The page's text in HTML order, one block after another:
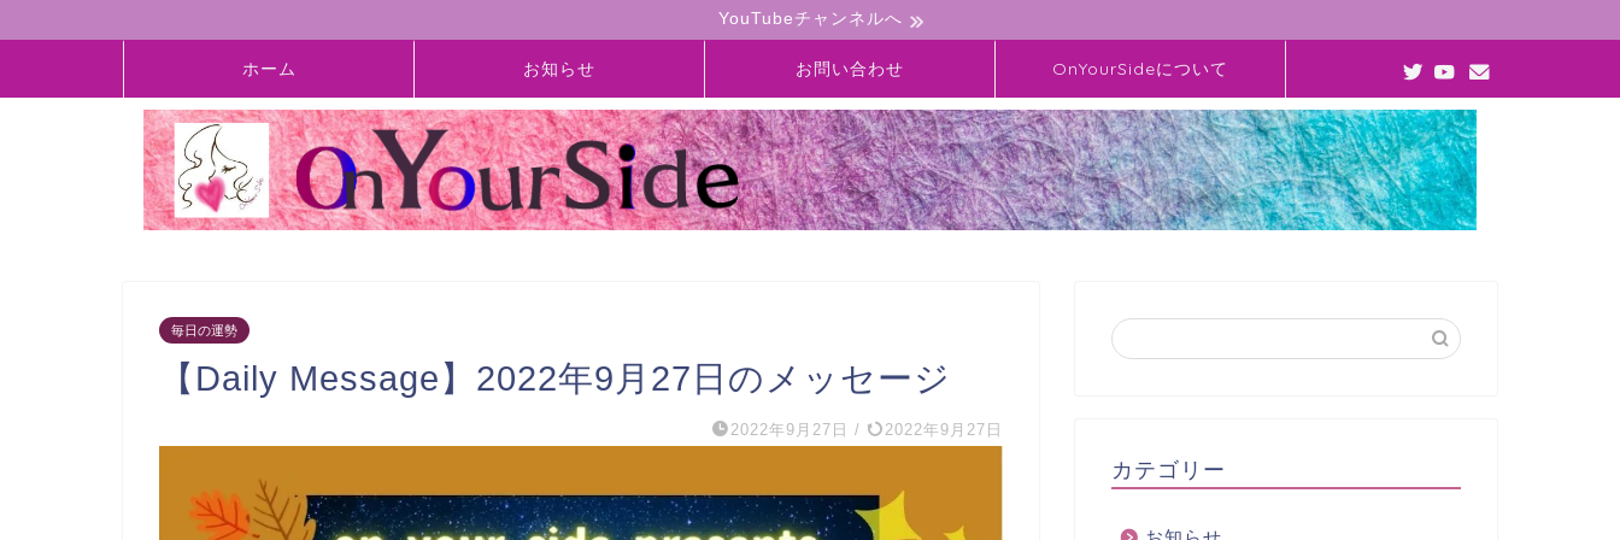
YouTubeチャンネルへ
ホーム お知らせ お問い合わせ OnYourSideについて
毎日の運勢
【Daily Message】2022年9月27日のメッセージ
2022年9月27日 / 2022年9月27日
カテゴリー